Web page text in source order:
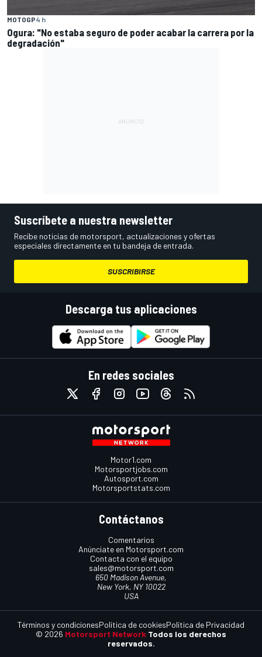
MOTOGP4 h
Ogura: "No estaba seguro de poder acabar la carrera por la
degradación"
Suscríbete a nuestra newsletter
Recibe noticias de motorsport, actualizaciones y ofertas
especiales directamente en tu bandeja de entrada.
SUSCRIBIRSE
Descarga tus aplicaciones
En redes sociales
Motor1.com
Motorsportjobs.com
Autosport.com
Motorsportstats.com
Contáctanos
Comentarios
Anúnciate en Motorsport.com
Contacta con el equipo
sales@motorsport.com
650 Madison Avenue,
New York, NY 10022
USA
© 2026 Motorsport Network Todos los derechos
reservados.
Términos y condicionesPolítica de cookiesPolítica de Privacidad